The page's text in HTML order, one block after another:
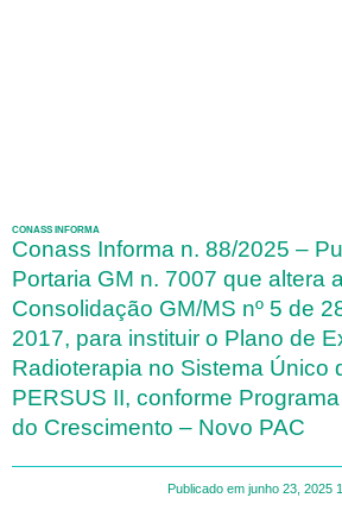
CONASS INFORMA
Conass Informa n. 88/2025 –
Portaria GM n. 7007 que altera
Consolidação GM/MS nº 5 de
2017, para instituir o Plano de
Radioterapia no Sistema Único
PERSUS II, conforme
do Crescimento – Novo PAC
Publicado em junho 23, 2025